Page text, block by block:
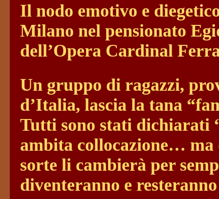
Il nodo emotivo e
Milano nel pensionato
dell’Opera Cardinal
Un gruppo di ragazzi,
d’Italia, lascia la tana
Tutti sono stati dichiarati
ambita collocazione…
sorte li cambierà per
diventeranno e